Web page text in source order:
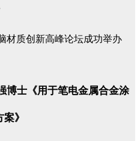
博士《用于笔电金属合金涂
》